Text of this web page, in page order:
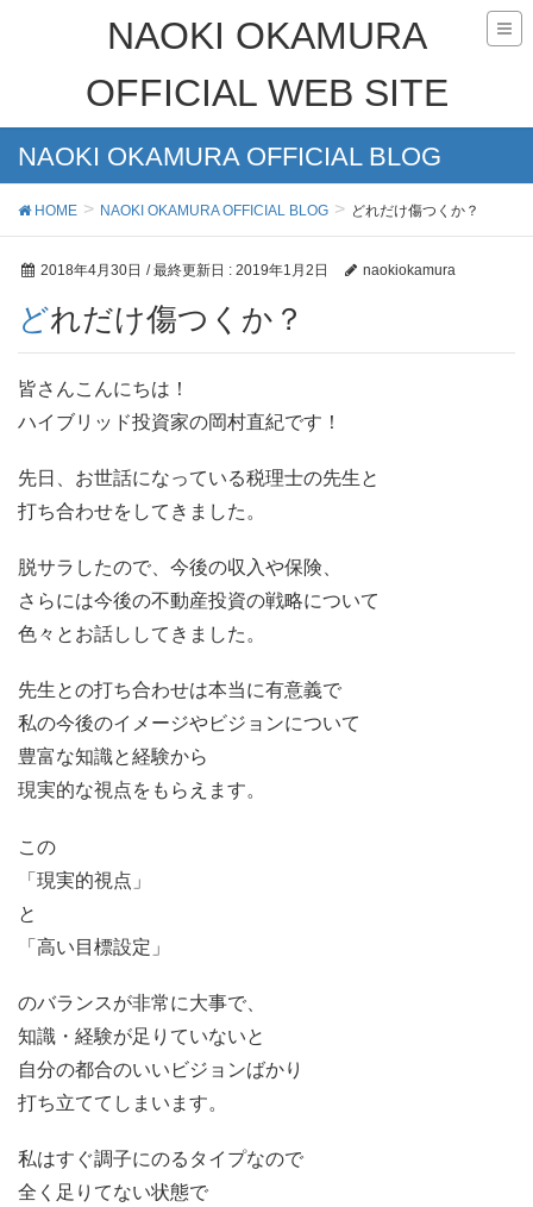
NAOKI OKAMURA
OFFICIAL WEB SITE
NAOKI OKAMURA OFFICIAL BLOG
HOME NAOKI OKAMURA OFFICIAL BLOG どれだけ傷つくか？
2018年4月30日 / 最終更新日 : 2019年1月2日 naokiokamura
どれだけ傷つくか？
皆さんこんにちは！
ハイブリッド投資家の岡村直紀です！
先日、お世話になっている税理士の先生と
打ち合わせをしてきました。
脱サラしたので、今後の収入や保険、
さらには今後の不動産投資の戦略について
色々とお話ししてきました。
先生との打ち合わせは本当に有意義で
私の今後のイメージやビジョンについて
豊富な知識と経験から
現実的な視点をもらえます。
この
「現実的視点」
と
「高い目標設定」
のバランスが非常に大事で、
知識・経験が足りていないと
自分の都合のいいビジョンばかり
打ち立ててしまいます。
私はすぐ調子にのるタイプなので
全く足りてない状態で